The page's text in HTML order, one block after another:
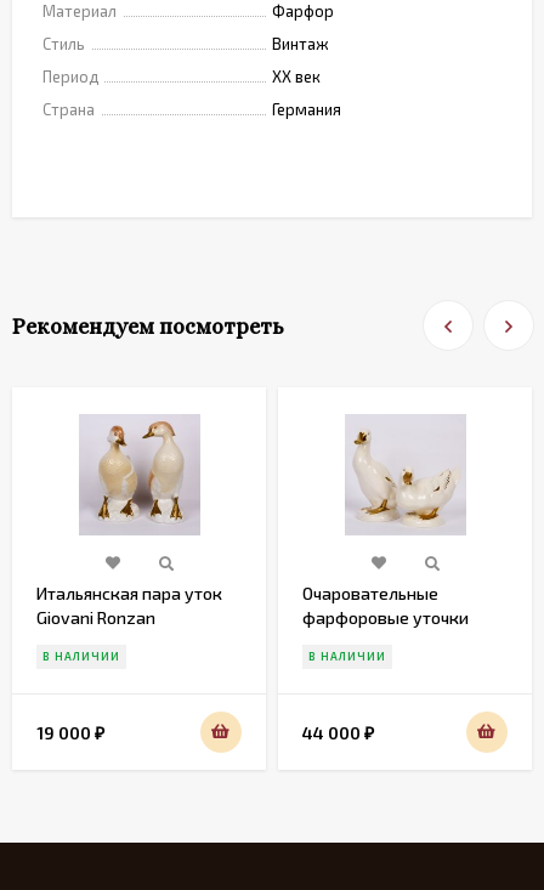
Материал
Фарфор
Стиль
Винтаж
Период
XX век
Страна
Германия
Рекомендуем посмотреть
Итальянская пара уток
Giovani Ronzan
В НАЛИЧИИ
19 000 ₽
Очаровательные
фарфоровые уточки
В НАЛИЧИИ
44 000 ₽